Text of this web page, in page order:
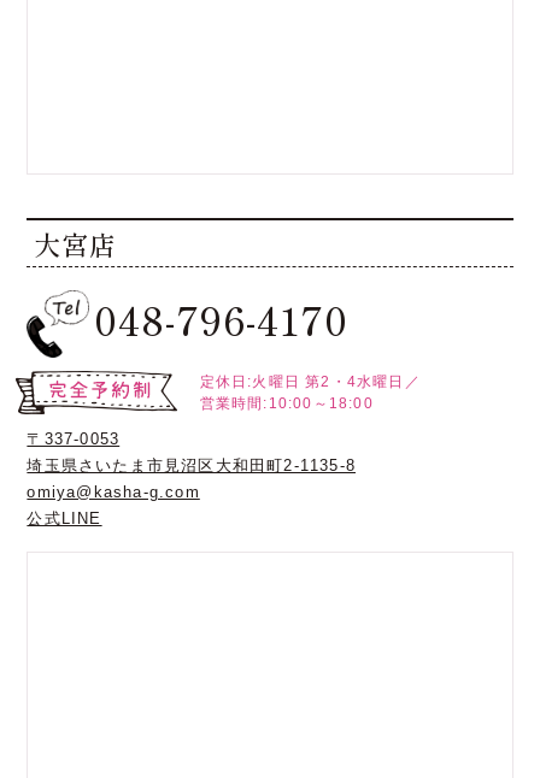
大宮店
048-796-4170
定休日:火曜日 第2・4水曜日／
営業時間:10:00～18:00
〒337-0053
埼玉県さいたま市見沼区大和田町2-1135-8
omiya@kasha-g.com
公式LINE